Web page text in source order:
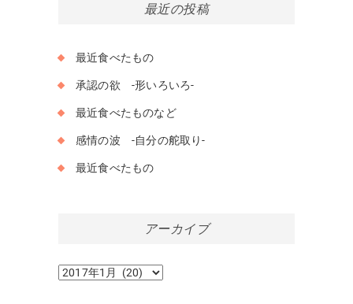
最近の投稿
最近食べたもの
承認の欲 -形いろいろ-
最近食べたものなど
感情の波 -自分の舵取り-
最近食べたもの
アーカイブ
ア